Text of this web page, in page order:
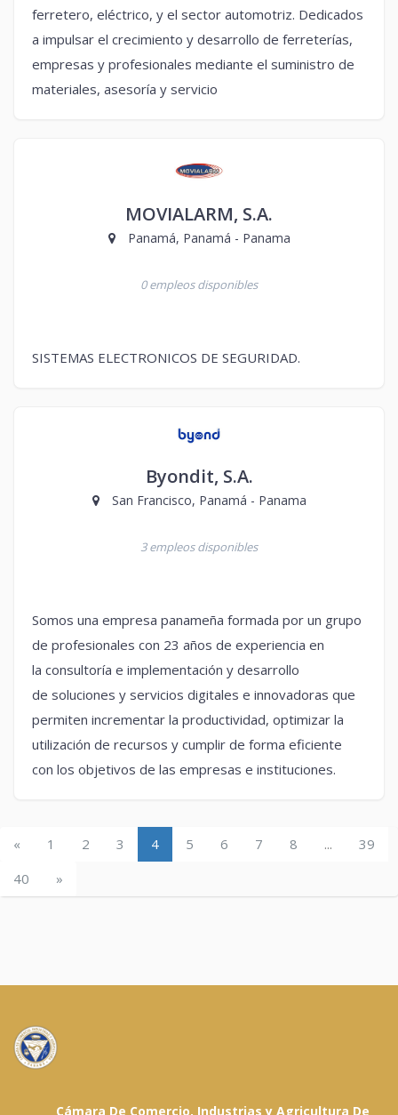
ferretero, eléctrico, y el sector automotriz. Dedicados
a impulsar el crecimiento y desarrollo de ferreterías,
empresas y profesionales mediante el suministro de
materiales, asesoría y servicio
MOVIALARM, S.A.
Panamá, Panamá - Panama
0 empleos disponibles
SISTEMAS ELECTRONICOS DE SEGURIDAD.
Byondit, S.A.
San Francisco, Panamá - Panama
3 empleos disponibles
Somos una empresa panameña formada por un grupo
de profesionales con 23 años de experiencia en
la consultoría e implementación y desarrollo
de soluciones y servicios digitales e innovadoras que
permiten incrementar la productividad, optimizar la
utilización de recursos y cumplir de forma eficiente
con los objetivos de las empresas e instituciones.
« 1 2 3 4 5 6 7 8 ...
39
40
»
Cámara De Comercio, Industrias y Agricultura De